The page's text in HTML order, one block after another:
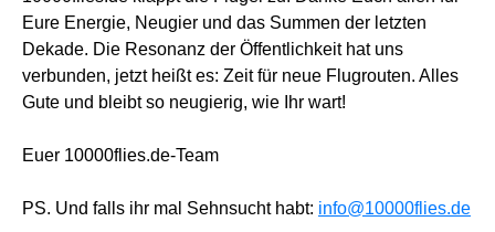
Eure Energie, Neugier und das Summen der letzten
Dekade. Die Resonanz der Öffentlichkeit hat uns
verbunden, jetzt heißt es: Zeit für neue Flugrouten. Alles
Gute und bleibt so neugierig, wie Ihr wart!
Euer 10000flies.de-Team
PS. Und falls ihr mal Sehnsucht habt: info@10000flies.de